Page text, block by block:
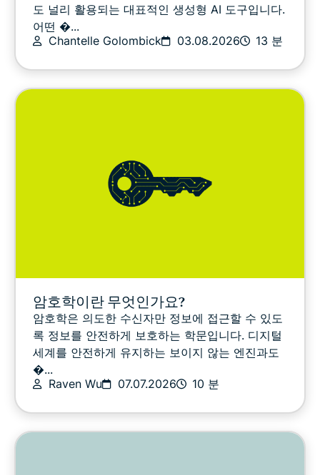
기타
개인정보
VPN 가이드
도 널리 활용되는 대표적인 생성형 AI 도구입니다.
어떤 �...
Chantelle Golombick
03.08.2026 13 분
암호학이란 무엇인가요?
암호학은 의도한 수신자만 정보에 접근할 수 있도
록 정보를 안전하게 보호하는 학문입니다. 디지털
세계를 안전하게 유지하는 보이지 않는 엔진과도
�...
Raven Wu
07.07.2026 10 분